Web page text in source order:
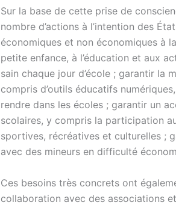
Sur la base de cette prise de
nombre d’actions à l’intention des
économiques et non économiques à
petite enfance, à l’éducation et aux
sain chaque jour d’école ; garantir la
compris d’outils éducatifs
rendre dans les écoles ; garantir un
scolaires, y compris la participation
sportives, récréatives et culturelles ;
avec des mineurs en difficulté
Ces besoins très concrets ont
collaboration avec des associations